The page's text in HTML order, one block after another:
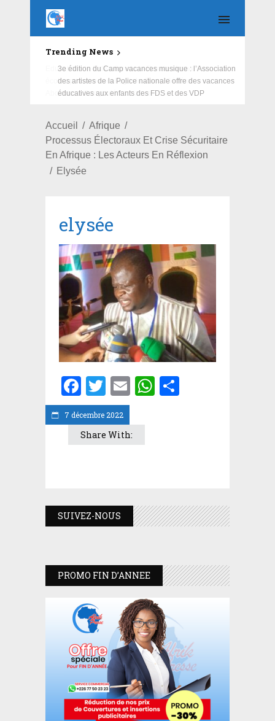
Trending News
Education : la fédération de la Russie rénove les
écoles primaire et collège du Camp Général
Aboubacar Sangoulé Lamizana
Accueil
Afrique
Processus Électoraux Et Crise Sécuritaire
En Afrique : Les Acteurs En Réflexion
Elysée
7 décembre 2022
elysée
Facebook
Twitter
EmailWhatsApp
Share With:
SUIVEZ-NOUS
PROMO FIN D’ANNEE